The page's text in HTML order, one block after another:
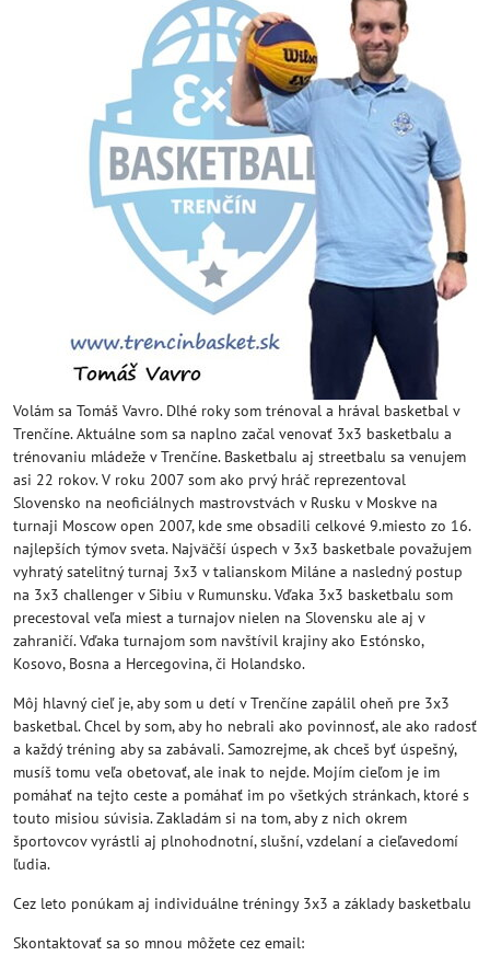
Volám sa Tomáš Vavro. Dlhé roky som trénoval a hrával basketbal v
Trenčíne. Aktuálne som sa naplno začal venovať 3x3 basketbalu a
trénovaniu mládeže v Trenčíne. Basketbalu aj streetbalu sa venujem
asi 22 rokov. V roku 2007 som ako prvý hráč reprezentoval
Slovensko na neoficiálnych mastrovstvách v Rusku v Moskve na
turnaji Moscow open 2007, kde sme obsadili celkové 9.miesto zo 16.
najlepších týmov sveta. Najväčší úspech v 3x3 basketbale považujem
vyhratý satelitný turnaj 3x3 v talianskom Miláne a nasledný postup
na 3x3 challenger v Sibiu v Rumunsku. Vďaka 3x3 basketbalu som
precestoval veľa miest a turnajov nielen na Slovensku ale aj v
zahraničí. Vďaka turnajom som navštívil krajiny ako Estónsko,
Kosovo, Bosna a Hercegovina, či Holandsko.
Môj hlavný cieľ je, aby som u detí v Trenčíne zapálil oheň pre 3x3
basketbal. Chcel by som, aby ho nebrali ako povinnosť, ale ako radosť
a každý tréning aby sa zabávali. Samozrejme, ak chceš byť úspešný,
musíš tomu veľa obetovať, ale inak to nejde. Mojím cieľom je im
pomáhať na tejto ceste a pomáhať im po všetkých stránkach, ktoré s
touto misiou súvisia. Zakladám si na tom, aby z nich okrem
športovcov vyrástli aj plnohodnotní, slušní, vzdelaní a cieľavedomí
ľudia.
Cez leto ponúkam aj individuálne tréningy 3x3 a základy basketbalu
Skontaktovať sa so mnou môžete cez email: